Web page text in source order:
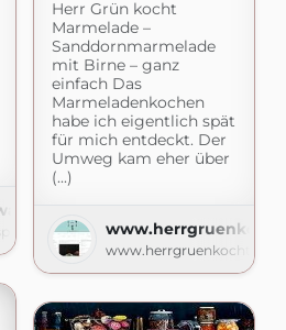
ausprobiert
Herr Grün kocht
Marmelade –
Sanddornmarmelade
mit Birne – ganz
einfach Das
Marmeladenkochen
habe ich eigentlich spät
für mich entdeckt. Der
Umweg kam eher über
(...)
www.herrgruenkocht.de